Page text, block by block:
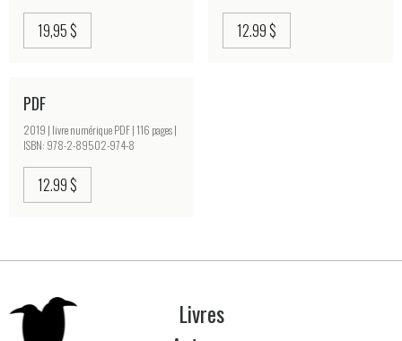
19,95 $ 12.99 $
PDF
2019 | livre numérique PDF | 116 pages |
ISBN: 978-2-89502-974-8
12.99 $
Livres